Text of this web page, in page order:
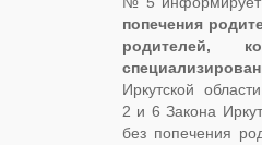
попечения
родителей,
Иркутской
2 и 6 Закона
без попечения